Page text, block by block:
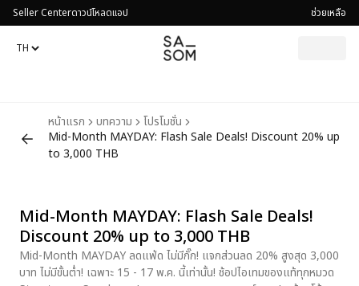
Seller Centerดาวน์โหลดแอป ช่วยเหลือ
หน้าแรก บทความ
โปรโมชั่น
Mid-Month MAYDAY: Flash Sale Deals! Discount 20% up
to 3,000 THB
Mid-Month MAYDAY: Flash Sale Deals!
Discount 20% up to 3,000 THB
Mid-Month MAYDAY ลดแฟ่ด ไม่มีกั๊ก! แจกส่วนลด 20% สูงสุด 3,000
บาท ไม่มีขั้นต่ำ! เฉพาะ 15 - 17 พ.ค. นี้เท่านั้น! ช้อปไอเทมของแท้ทุกหมวด